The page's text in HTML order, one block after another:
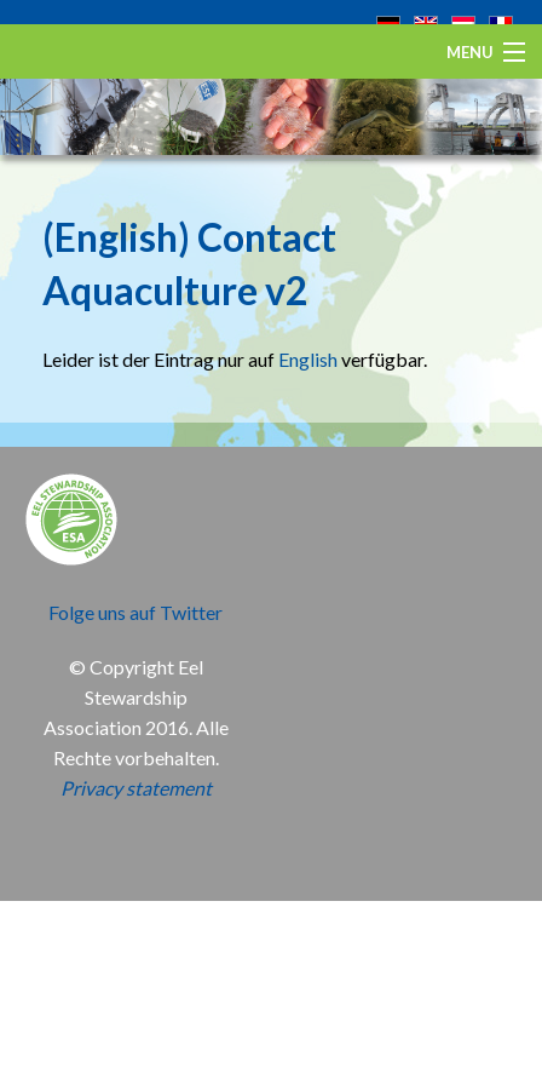
MENU
Startseite
Der Europäische Aal
Eel Stewardship Fund
(English) Contact
Aquaculture v2
Leider ist der Eintrag nur auf Englishverfügbar.
Folge uns auf Twitter
© Copyright Eel
Stewardship
Association 2016. Alle
Rechte vorbehalten.
Privacy statement